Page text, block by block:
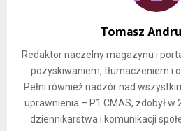
Tomasz
Redaktor naczelny magazynu i
pozyskiwaniem, tłumaczeniem i
Pełni również nadzór nad
uprawnienia – P1 CMAS, zdobył
dziennikarstwa i komunikacji